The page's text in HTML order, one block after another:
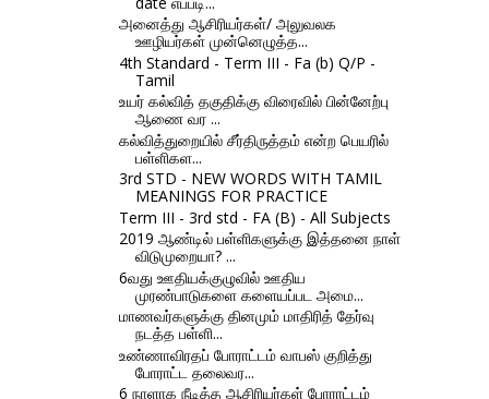
அனைத்து ஆசிரியர்கள்/ அலுவலக
ஊழியர்கள் முன்னெழுத்த...
4th Standard - Term III - Fa (b) Q/P -
Tamil
உயர் கல்வித் தகுதிக்கு விரைவில் பின்னேற்பு
ஆணை வர ...
கல்வித்துறையில் சீர்திருத்தம் என்ற பெயரில்
பள்ளிகள...
3rd STD - NEW WORDS WITH TAMIL
MEANINGS FOR PRACTICE
Term III - 3rd std - FA (B) - All Subjects
2019 ஆண்டில் பள்ளிகளுக்கு இத்தனை நாள்
விடுமுறையா? ...
6வது ஊதியக்குழுவில் ஊதிய
முரண்பாடுகளை களையப்பட அமை...
மாணவர்களுக்கு தினமும் மாதிரித் தேர்வு
நடத்த பள்ளி...
உண்ணாவிரதப் போராட்டம் வாபஸ் குறித்து
போராட்ட தலைவர...
6 நாளாக நீடித்த ஆசிரியர்கள் போராட்டம்